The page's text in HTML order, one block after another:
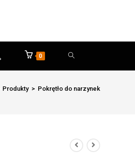
0
Produkty > Pokrętło do narzynek